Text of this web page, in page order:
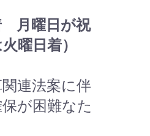
月曜日が祝
曜日着）
連法案に伴
が困難なた